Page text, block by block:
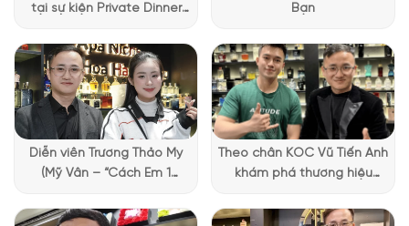
thích. Và giống như ở các sản phẩm thời trang, mỗi chai
từ cotton. Trên đó thể hiện tên, nguồn gốc, thời gian, mô tả
về hương thơm, … Mọi thông tin được truyền tải khá đầy đủ.
Phần nút xịt là một sự phá cách, khi những sợi bấc được cuốn
quanh cổ chai. Hình ảnh này là biểu tượng cho sự chân thật
trong việc sử dụng nguyên liệu ở các sản phẩm thời trang nhà
Maison Margiela.
tại sự kiện Private Dinner
Vietnam
Bạn
Diễn viên Trương Thảo My
(Mỹ Vân – “Cách Em 1
chia sẻ trải nghiệm chọn
Theo chân KOC Vũ Tiến Anh
khám phá thương hiệu